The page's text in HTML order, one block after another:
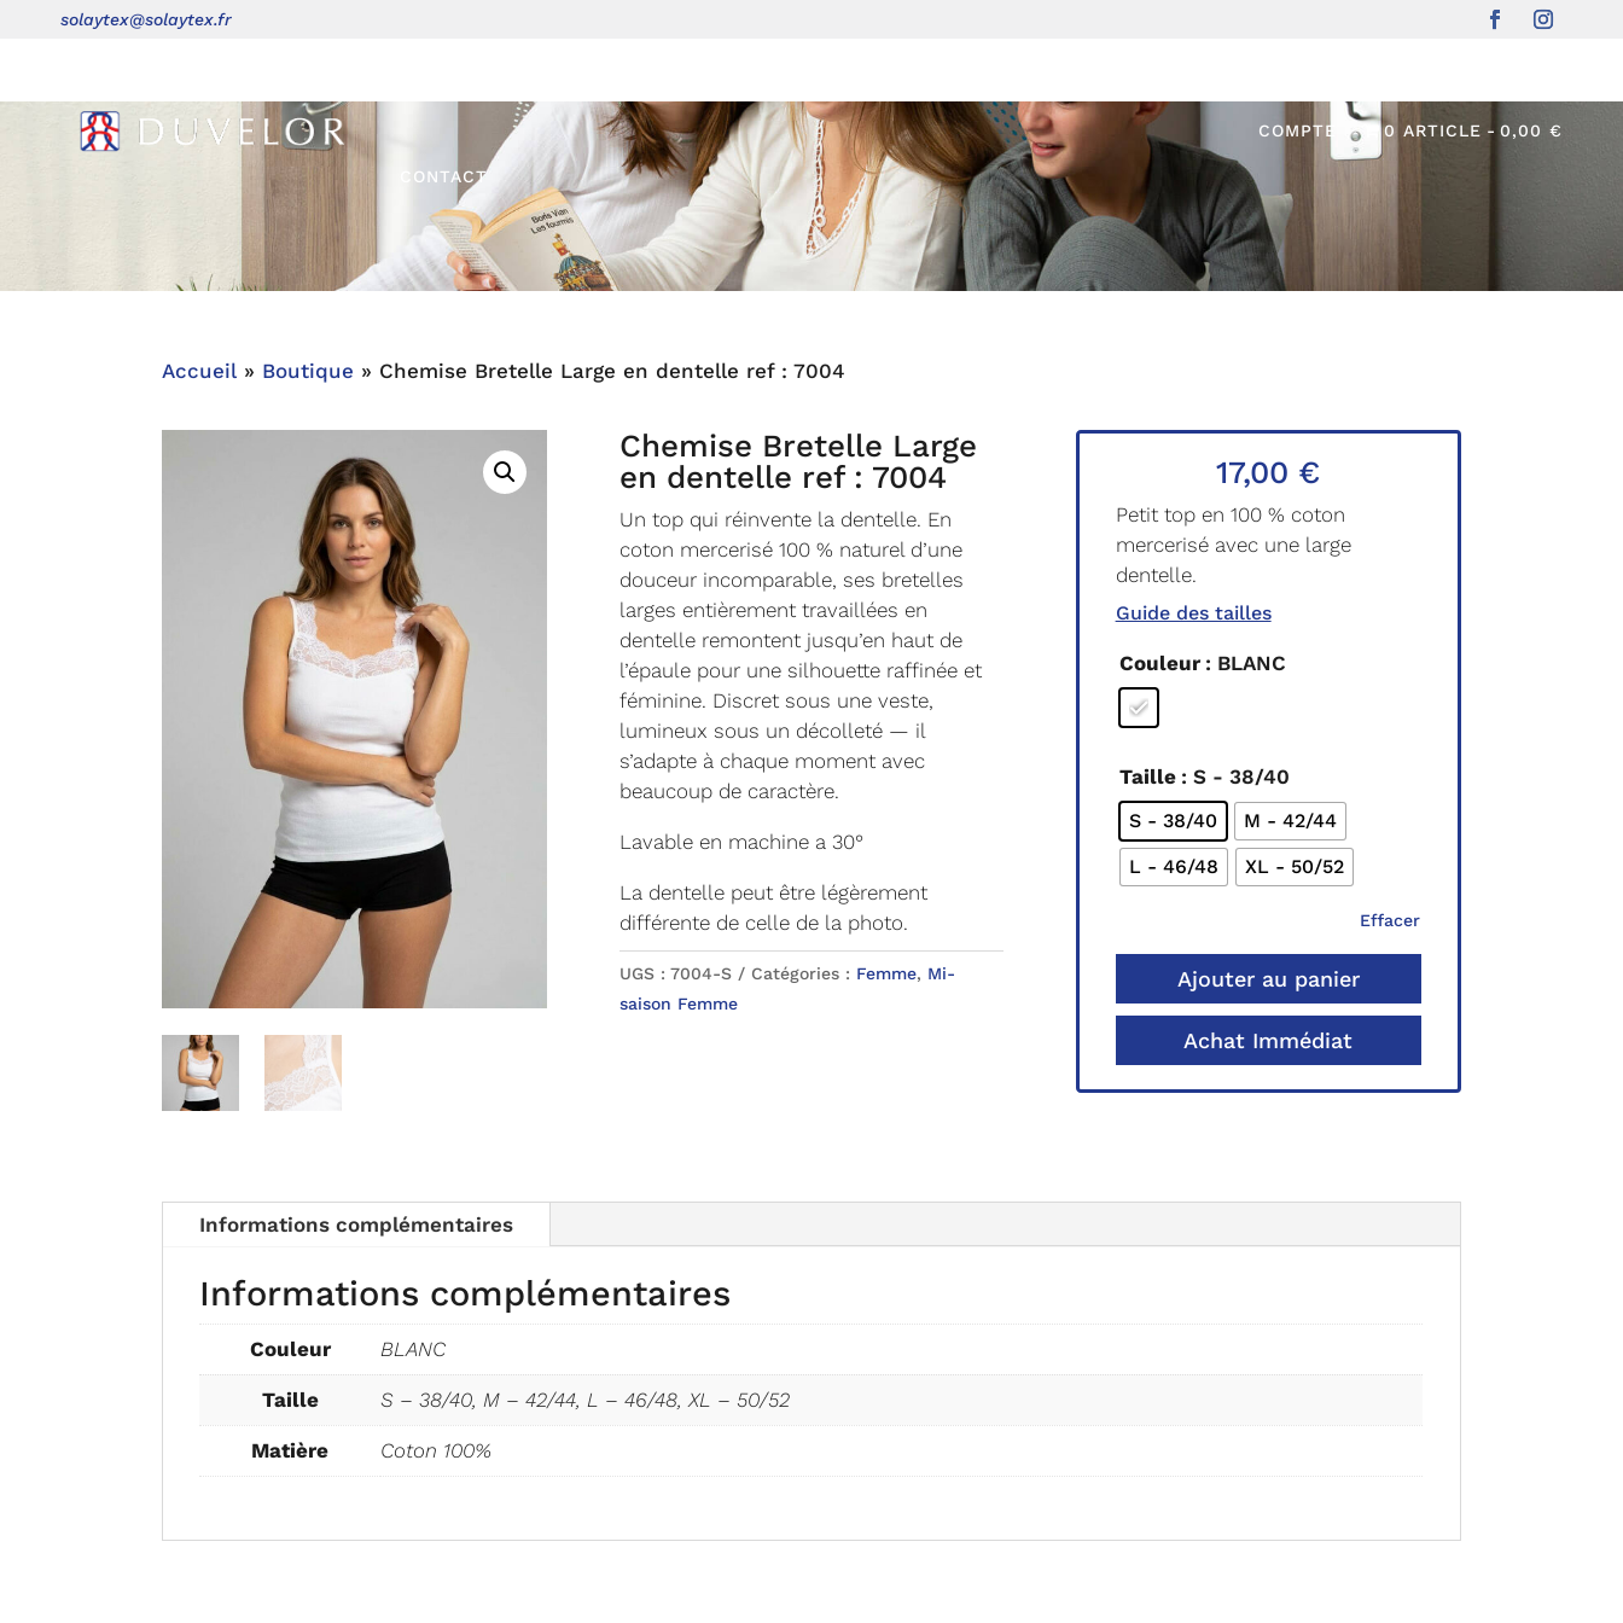
solaytex@solaytex.fr
CONTACT
COMPTE 0 ARTICLE 0,00 €
Accueil » Boutique » Chemise Bretelle Large en dentelle ref : 7004
Chemise Bretelle Large
en dentelle ref : 7004
Un top qui réinvente la dentelle. En
coton mercerisé 100 % naturel d’une
douceur incomparable, ses bretelles
larges entièrement travaillées en
dentelle remontent jusqu’en haut de
l’épaule pour une silhouette raffinée et
féminine. Discret sous une veste,
lumineux sous un décolleté — il
s’adapte à chaque moment avec
beaucoup de caractère.
Lavable en machine a 30°
La dentelle peut être légèrement
différente de celle de la photo.
UGS : 7004-S Catégories : Femme, Mi-
saison Femme
17,00 €
Petit top en 100 % coton
mercerisé avec une large
dentelle.
Guide des tailles
Couleur : BLANC
Taille : S - 38/40
S - 38/40
M - 42/44
L - 46/48
XL - 50/52
Effacer
Ajouter au panier
Achat Immédiat
Informations complémentaires
Informations complémentaires
Couleur BLANC
Taille S – 38/40, M – 42/44, L – 46/48, XL – 50/52
Matière Coton 100%